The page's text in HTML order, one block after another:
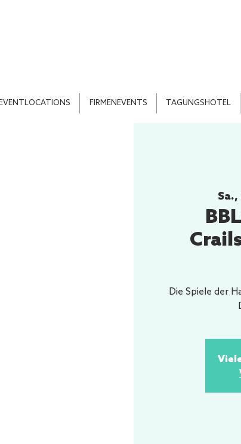
FIRMENEVENTS TAGUNGSHOTEL
Die Spiele der